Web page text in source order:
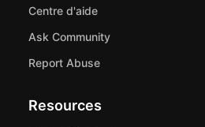
Centre d'aide
Ask Community
Report Abuse
Resources